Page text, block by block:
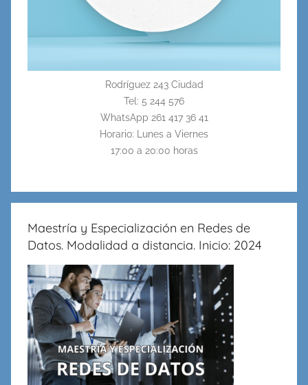
Rodríguez 243 Ciudad
Tel: 5 244 576
WhatsApp 261 417 36 41
Horario: Lunes a Viernes
17:00 a 20:00 horas
Maestría y Especialización en Redes de
Datos. Modalidad a distancia. Inicio: 2024